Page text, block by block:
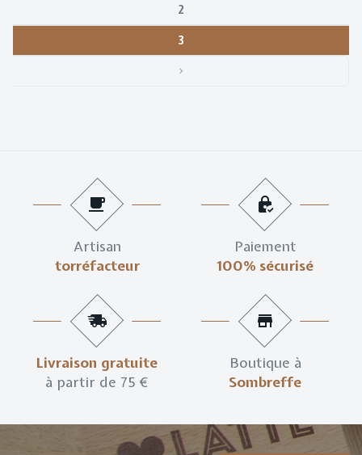
2
3
Artisan
torréfacteur
Paiement
100% sécurisé
Livraison gratuite
à partir de 75 €
Boutique à
Sombreffe